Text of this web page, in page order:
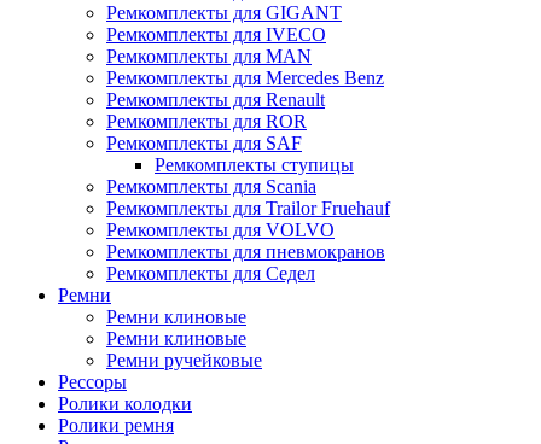
Ремкомплекты для GIGANT
Ремкомплекты для IVECO
Ремкомплекты для MAN
Ремкомплекты для Mercedes Benz
Ремкомплекты для Renault
Ремкомплекты для ROR
Ремкомплекты для SAF
Ремкомплекты ступицы
Ремкомплекты для Scania
Ремкомплекты для Trailor Fruehauf
Ремкомплекты для VOLVO
Ремкомплекты для пневмокранов
Ремкомплекты для Седел
Ремни
Ремни клиновые
Ремни клиновые
Ремни ручейковые
Рессоры
Ролики колодки
Ролики ремня